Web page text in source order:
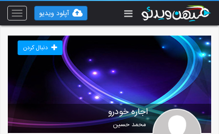
Toggle
آپلود ویدیو
اجاره خودرو
محمد حسین
دنبال کردن